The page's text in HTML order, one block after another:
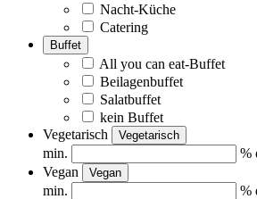
Nacht-Küche
Catering
Buffet
All you can eat-Buffet
Beilagenbuffet
Salatbuffet
kein Buffet
Vegetarisch
Vegetarisch
min.
%
Vegan
Vegan
min.
%